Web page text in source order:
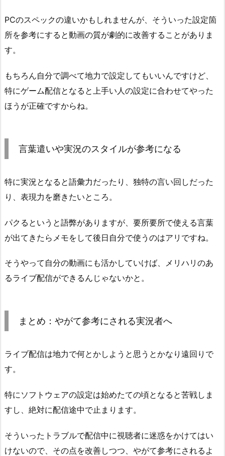
PCのスペックの違いかもしれませんが、そういった設定箇
所を参考にすると動画の質が劇的に改善することがありま
す。
もちろん自分で調べて地力で設定してもいいんですけど、
特にゲーム配信となると上手い人の設定に合わせてやった
ほうが正確ですからね。
言葉遣いや実況のスタイルが参考になる
特に実況となると語彙力だったり、独特の言い回しだった
り、表現力を磨きたいところ。
パクるというと語弊がありますが、要所要所で使える言葉
が出てきたらメモをして後日自分で使うのはアリですね。
そうやって自分の動画にも活かしていけば、メリハリのあ
るライブ配信ができるんじゃないかと。
まとめ：やがて参考にされる実況者へ
ライブ配信は地力で何とかしようと思うとかなり遠回りで
す。
特にソフトウェアの設定は始めたての頃となると苦戦しま
すし、絶対に配信途中で止まります。
そういったトラブルで配信中に視聴者に迷惑をかけてはい
けないので、その点を改善しつつ、やがて参考にされるよ